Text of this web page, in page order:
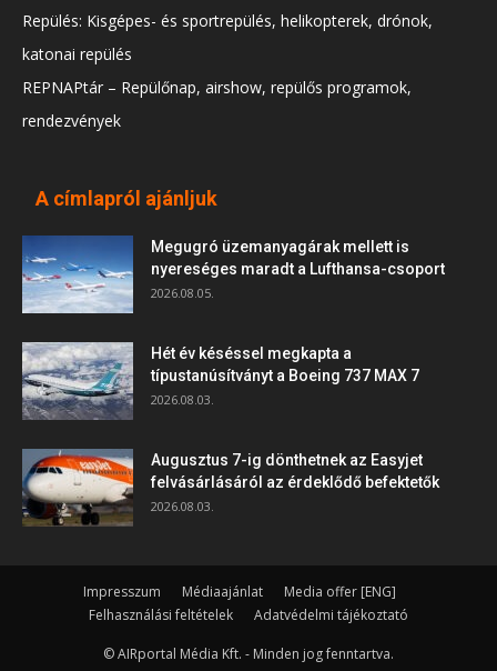
Repülés: Kisgépes- és sportrepülés, helikopterek, drónok,
katonai repülés
REPNAPtár – Repülőnap, airshow, repülős programok,
rendezvények
A címlapról ajánljuk
Megugró üzemanyagárak mellett is
nyereséges maradt a Lufthansa-csoport
2026.08.05.
Hét év késéssel megkapta a
típustanúsítványt a Boeing 737 MAX 7
2026.08.03.
Augusztus 7-ig dönthetnek az Easyjet
felvásárlásáról az érdeklődő befektetők
2026.08.03.
Impresszum Médiaajánlat
Media offer [ENG]
Felhasználási feltételek
Adatvédelmi tájékoztató
© AIRportal Média Kft. - Minden jog fenntartva.